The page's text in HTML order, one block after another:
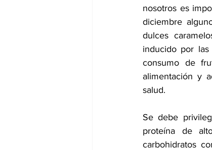
nosotros es
diciembre
dulces
inducido por las
consumo de
alimentación y
salud.
Se debe
proteína de
carbohidratos